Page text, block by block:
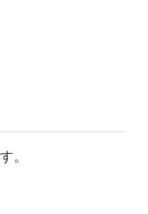
。